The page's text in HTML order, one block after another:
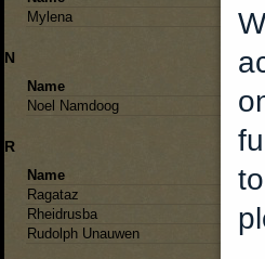
Mylena
N
Name
Noel Namdoog
R
Name
Ragataz
Rheidrusba
Rudolph Unauwen